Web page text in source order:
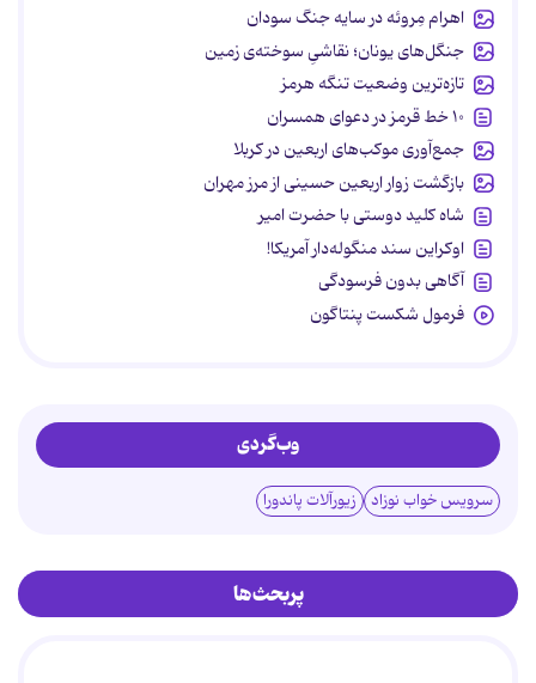
اهرام مِروئه در سایه جنگ سودان
جنگل‌های یونان؛ نقاشیِ سوخته‌ی زمین
تازه‌ترین وضعیت تنگه هرمز
۱۰ خط قرمز در دعوای همسران
جمع‌آوری موکب‌های اربعین در کربلا
بازگشت زوار اربعین حسینی از مرز مهران
شاه کلید دوستی با حضرت امیر
اوکراین سند منگوله‌دار آمریکا!
آگاهی بدون فرسودگی
فرمول شکست پنتاگون
وب‌گردی
سرویس خواب نوزاد زیورآلات پاندورا
پربحث‌ها